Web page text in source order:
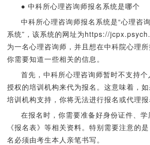
● 中科所心理咨询师报名系统是哪个
中科所心理咨询师报名系统是“心理咨
系统”，该系统的网址为https://
为一名心理咨询师，并且想在中科院心理
你需要知道一些相关的信息。
首先，中科所心理咨询师暂时不支持
授权的培训机构来代为报名。这意味着，
培训机构支持，你将无法进行报名或代理报
在报名时，你需要准备好身份证件、
《报名表》等相关资料。特别需要注意的
名必须由考生本人亲笔书写。